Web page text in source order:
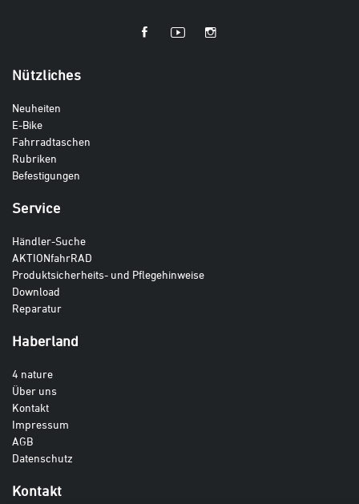
Nützliches
Neuheiten
E-Bike
Fahrradtaschen
Rubriken
Befestigungen
Service
Händler-Suche
AKTIONfahrRAD
Produktsicherheits- und Pflegehinweise
Download
Reparatur
Haberland
4 nature
Über uns
Kontakt
Impressum
AGB
Datenschutz
Kontakt